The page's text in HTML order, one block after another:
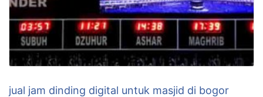
jual jam dinding digital untuk masjid di bogor